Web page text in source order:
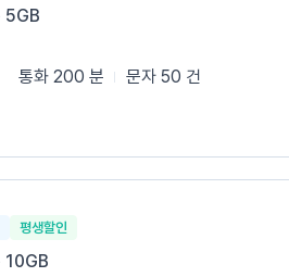
5GB
통화 200 분 문자 50 건
평생할인
10GB